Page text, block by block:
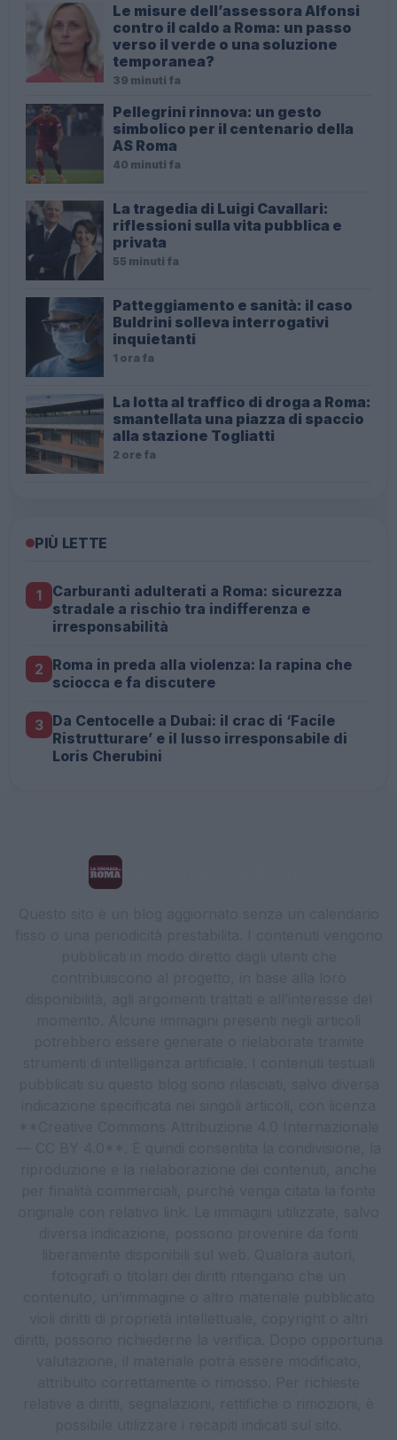
Le misure dell’assessora Alfonsi
contro il caldo a Roma: un passo
verso il verde o una soluzione
temporanea?
39 minuti fa
Pellegrini rinnova: un gesto
simbolico per il centenario della
AS Roma
40 minuti fa
La tragedia di Luigi Cavallari:
riflessioni sulla vita pubblica e
privata
55 minuti fa
Patteggiamento e sanità: il caso
Buldrini solleva interrogativi
inquietanti
1 ora fa
La lotta al traffico di droga a Roma:
smantellata una piazza di spaccio
alla stazione Togliatti
2 ore fa
PIÙ LETTE
1
Carburanti adulterati a Roma: sicurezza
stradale a rischio tra indifferenza e
irresponsabilità
2 Roma in preda alla violenza: la rapina che
sciocca e fa discutere
3 Da Centocelle a Dubai: il crac di ‘Facile
Ristrutturare’ e il lusso irresponsabile di
Loris Cherubini